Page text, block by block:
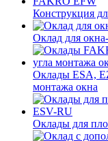
Конструкция
Оклад для
Оклады ESA,
монтажа окна
Оклады для